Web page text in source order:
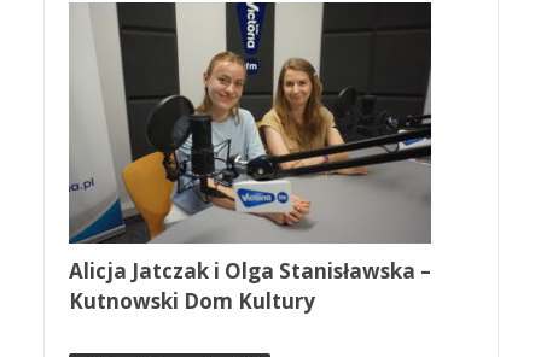
Alicja Jatczak i Olga Stanisławska –
Kutnowski Dom Kultury